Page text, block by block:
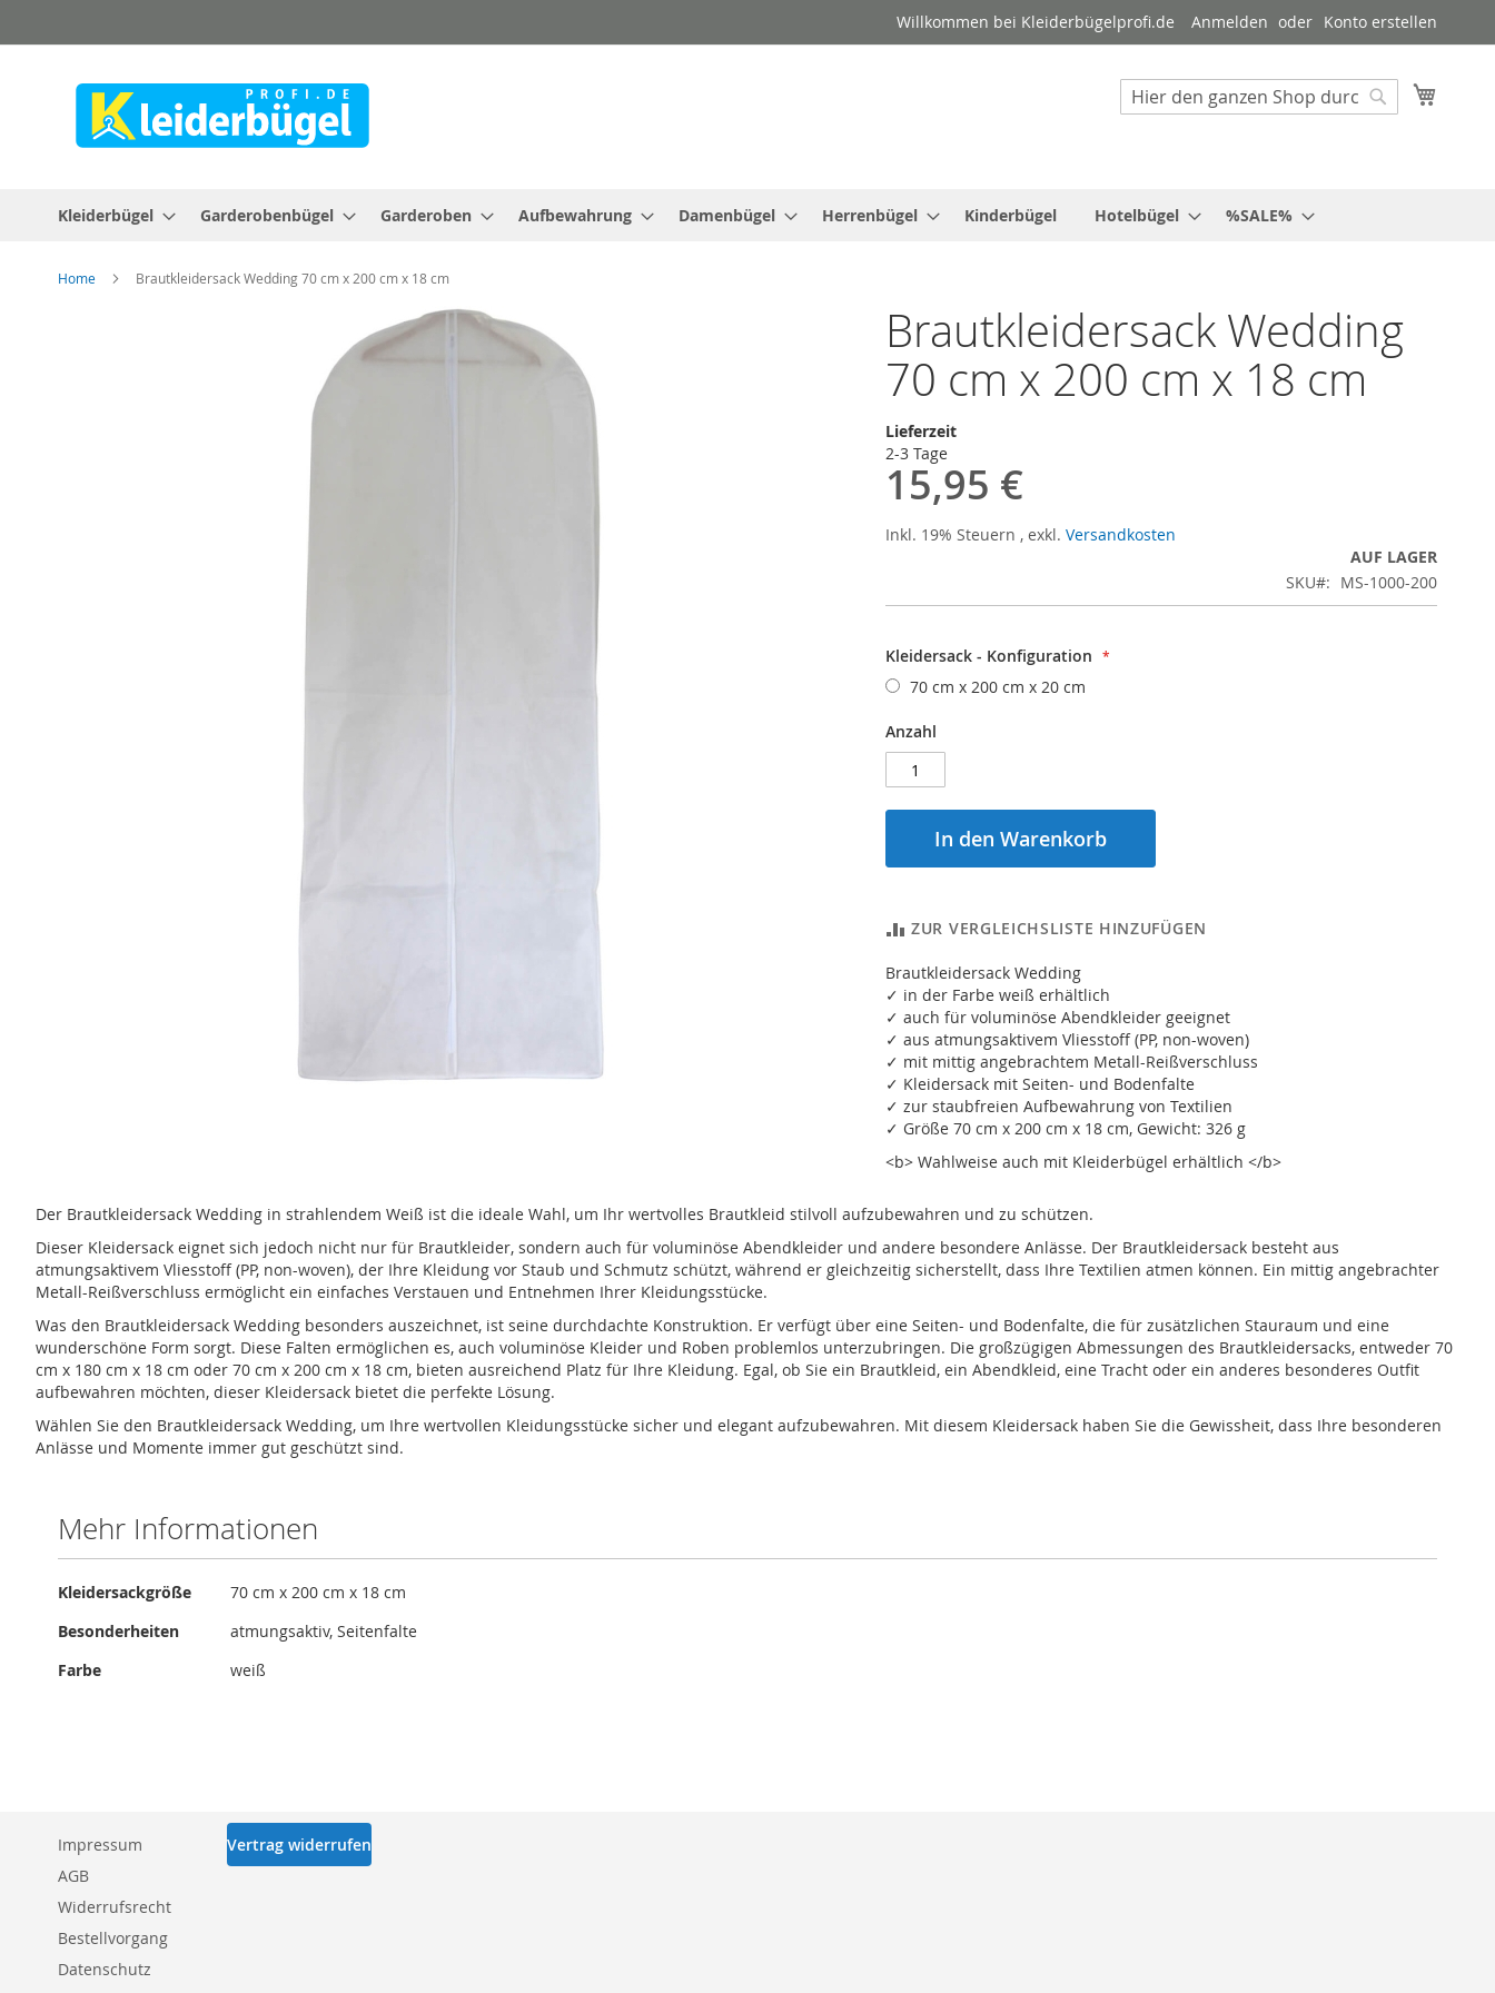
zum
Willkommen bei Kleiderbügelprofi.de Anmelden Konto erstellen
Suche
Kleiderbügel Garderobenbügel Garderoben Aufbewahrung Damenbügel Herrenbügel Kinderbügel Hotelbügel %SALE%
Home Brautkleidersack Wedding 70 cm x 200 cm x 18 cm
Brautkleidersack Wedding
70 cm x 200 cm x 18 cm
Lieferzeit
2-3 Tage
15,95 €
Inkl. 19% Steuern , exkl. Versandkosten
AUF LAGER
SKU
MS-1000-200
Kleidersack - Konfiguration
70 cm x 200 cm x 20 cm
Anzahl
In den Warenkorb
ZUR VERGLEICHSLISTE HINZUFÜGEN
Brautkleidersack Wedding
✓ in der Farbe weiß erhältlich
✓ auch für voluminöse Abendkleider geeignet
✓ aus atmungsaktivem Vliesstoff (PP, non-woven)
✓ mit mittig angebrachtem Metall-Reißverschluss
✓ Kleidersack mit Seiten- und Bodenfalte
✓ zur staubfreien Aufbewahrung von Textilien
✓ Größe 70 cm x 200 cm x 18 cm, Gewicht: 326 g
<b> Wahlweise auch mit Kleiderbügel erhältlich </b>
Der Brautkleidersack Wedding in strahlendem Weiß ist die ideale Wahl, um Ihr wertvolles Brautkleid stilvoll aufzubewahren und zu schützen.
Dieser Kleidersack eignet sich jedoch nicht nur für Brautkleider, sondern auch für voluminöse Abendkleider und andere besondere Anlässe. Der Brautkleidersack besteht aus
atmungsaktivem Vliesstoff (PP, non-woven), der Ihre Kleidung vor Staub und Schmutz schützt, während er gleichzeitig sicherstellt, dass Ihre Textilien atmen können. Ein mittig angebrachter
Metall-Reißverschluss ermöglicht ein einfaches Verstauen und Entnehmen Ihrer Kleidungsstücke.
Was den Brautkleidersack Wedding besonders auszeichnet, ist seine durchdachte Konstruktion. Er verfügt über eine Seiten- und Bodenfalte, die für zusätzlichen Stauraum und eine
wunderschöne Form sorgt. Diese Falten ermöglichen es, auch voluminöse Kleider und Roben problemlos unterzubringen. Die großzügigen Abmessungen des Brautkleidersacks, entweder 70
cm x 180 cm x 18 cm oder 70 cm x 200 cm x 18 cm, bieten ausreichend Platz für Ihre Kleidung. Egal, ob Sie ein Brautkleid, ein Abendkleid, eine Tracht oder ein anderes besonderes Outfit
aufbewahren möchten, dieser Kleidersack bietet die perfekte Lösung.
Wählen Sie den Brautkleidersack Wedding, um Ihre wertvollen Kleidungsstücke sicher und elegant aufzubewahren. Mit diesem Kleidersack haben Sie die Gewissheit, dass Ihre besonderen
Anlässe und Momente immer gut geschützt sind.
Mehr Informationen
Mehr
Informationen
Kleidersackgröße
70 cm x 200 cm x 18 cm
Besonderheiten
atmungsaktiv, Seitenfalte
Farbe
weiß
Impressum
AGB
Widerrufsrecht
Bestellvorgang
Datenschutz
Vertrag widerrufen